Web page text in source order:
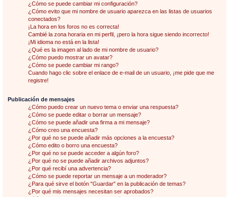
¿Cómo se puede cambiar mi configuración?
¿Cómo evito que mi nombre de usuario aparezca en las listas de usuarios
conectados?
¡La hora en los foros no es correcta!
Cambié la zona horaria en mi perfil, ¡pero la hora sigue siendo incorrecto!
¡Mi idioma no está en la lista!
¿Qué es la imagen al lado de mi nombre de usuario?
¿Cómo puedo mostrar un avatar?
¿Cómo se puede cambiar mi rango?
Cuando hago clic sobre el enlace de e-mail de un usuario, ¡me pide que me
registre!
Publicación de mensajes
¿Cómo puedo crear un nuevo tema o enviar una respuesta?
¿Cómo se puede editar o borrar un mensaje?
¿Cómo se puede añadir una firma a mi mensaje?
¿Cómo creo una encuesta?
¿Por qué no se puede añadir más opciones a la encuesta?
¿Cómo edito o borro una encuesta?
¿Por qué no se puede acceder a algún foro?
¿Por qué no se puede añadir archivos adjuntos?
¿Por qué recibí una advertencia?
¿Cómo se puede reportar un mensaje a un moderador?
¿Para qué sirve el botón "Guardar" en la publicación de temas?
¿Por qué mis mensajes necesitan ser aprobados?